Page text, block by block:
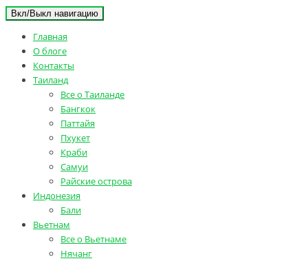
Вкл/Выкл навигацию
Главная
О блоге
Контакты
Таиланд
Все о Таиланде
Бангкок
Паттайя
Пхукет
Краби
Самуи
Райские острова
Индонезия
Бали
Вьетнам
Все о Вьетнаме
Нячанг